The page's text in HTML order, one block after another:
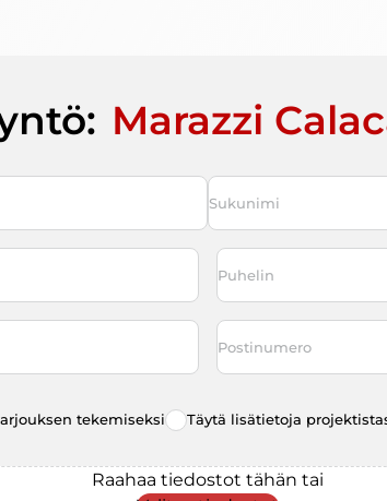
Marazzi
Puhelin
Postinumero
tekemiseksi Täytä lisätietoja
Raahaa tiedostot tähän tai